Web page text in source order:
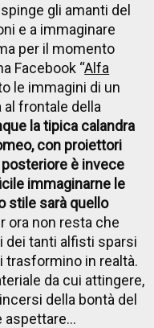
gli amanti del
e a immaginare
per il momento
Facebook “Alfa
le immagini di un
al frontale della
la tipica calandra
con proiettori
posteriore è invece
immaginarne le
stile sarà quello
ora non resta che
dei tanti alfisti sparsi
trasformino in realtà.
da cui attingere,
della bontà del
aspettare…